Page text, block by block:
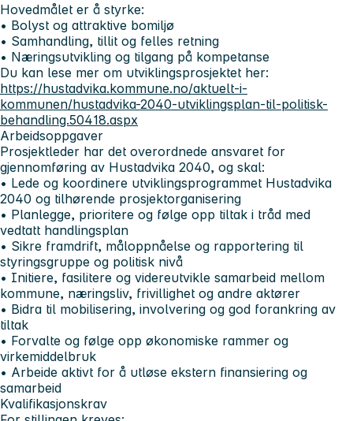
Hovedmålet er å styrke:
• Bolyst og attraktive bomiljø
• Samhandling, tillit og felles retning
• Næringsutvikling og tilgang på kompetanse
Du kan lese mer om utviklingsprosjektet her:
https://hustadvika.kommune.no/aktuelt-i-
kommunen/hustadvika-2040-utviklingsplan-til-politisk-
behandling.50418.aspx
Arbeidsoppgaver
Prosjektleder har det overordnede ansvaret for
gjennomføring av Hustadvika 2040, og skal:
• Lede og koordinere utviklingsprogrammet Hustadvika
2040 og tilhørende prosjektorganisering
• Planlegge, prioritere og følge opp tiltak i tråd med
vedtatt handlingsplan
• Sikre framdrift, måloppnåelse og rapportering til
styringsgruppe og politisk nivå
• Initiere, fasilitere og videreutvikle samarbeid mellom
kommune, næringsliv, frivillighet og andre aktører
• Bidra til mobilisering, involvering og god forankring av
tiltak
• Forvalte og følge opp økonomiske rammer og
virkemiddelbruk
• Arbeide aktivt for å utløse ekstern finansiering og
samarbeid
Kvalifikasjonskrav